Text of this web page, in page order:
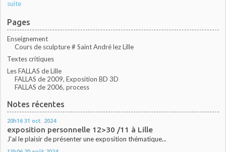
suite
Pages
Enseignement
Cours de sculpture # Saint André lez Lille
Textes critiques
Les FALLAS de Lille
FALLAS de 2009, Exposition BD 3D
FALLAS de 2006, process
Notes récentes
20h16 31 oct. 2024
exposition personnelle 12>30 /11 à Lille
J'ai le plaisir de présenter une exposition thématique...